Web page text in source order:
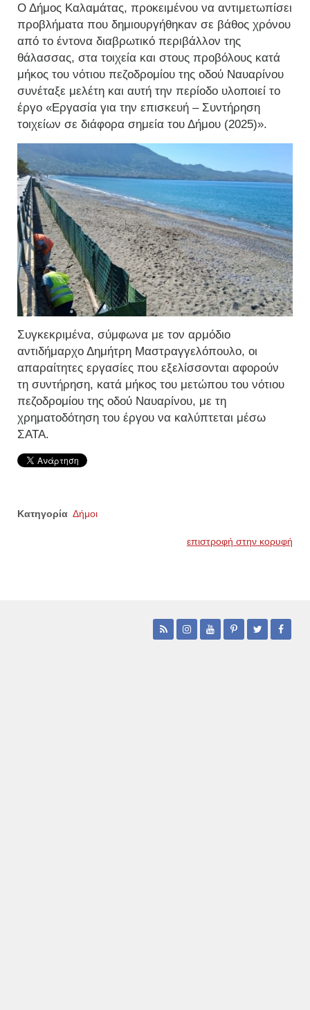
Ο Δήμος Καλαμάτας, προκειμένου να αντιμετωπίσει
προβλήματα που δημιουργήθηκαν σε βάθος χρόνου
από το έντονα διαβρωτικό περιβάλλον της
θάλασσας, στα τοιχεία και στους προβόλους κατά
μήκος του νότιου πεζοδρομίου της οδού Ναυαρίνου
συνέταξε μελέτη και αυτή την περίοδο υλοποιεί το
έργο «Εργασία για την επισκευή – Συντήρηση
τοιχείων σε διάφορα σημεία του Δήμου (2025)».
Συγκεκριμένα, σύμφωνα με τον αρμόδιο
αντιδήμαρχο Δημήτρη Μαστραγγελόπουλο, οι
απαραίτητες εργασίες που εξελίσσονται αφορούν
τη συντήρηση, κατά μήκος του μετώπου του νότιου
πεζοδρομίου της οδού Ναυαρίνου, με τη
χρηματοδότηση του έργου να καλύπτεται μέσω
ΣΑΤΑ.
Κατηγορία Δήμοι
επιστροφή στην κορυφή